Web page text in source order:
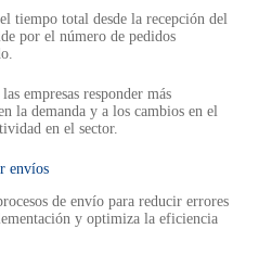
tiempo total desde la recepción del
por el número de pedidos
empresas responder más
la demanda y a los cambios en el
en el sector.
envíos
de envío para reducir errores
y optimiza la eficiencia